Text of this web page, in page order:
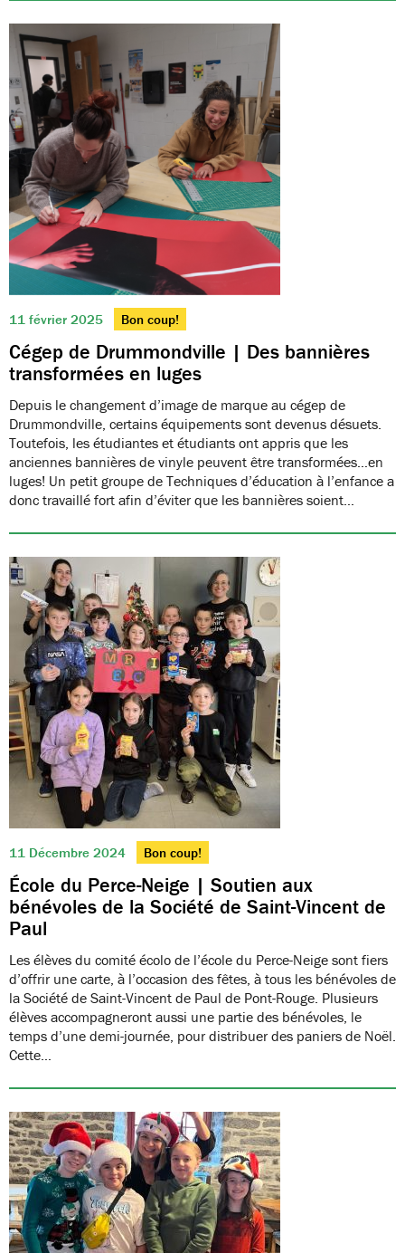
11 février 2025 Bon coup!
Cégep de Drummondville | Des bannières
transformées en luges
Depuis le changement d’image de marque au cégep de
Drummondville, certains équipements sont devenus désuets.
Toutefois, les étudiantes et étudiants ont appris que les
anciennes bannières de vinyle peuvent être transformées…en
luges! Un petit groupe de Techniques d’éducation à l’enfance a
donc travaillé fort afin d’éviter que les bannières soient…
11 Décembre 2024 Bon coup!
École du Perce-Neige | Soutien aux
bénévoles de la Société de Saint-Vincent de
Paul
Les élèves du comité écolo de l’école du Perce-Neige sont fiers
d’offrir une carte, à l’occasion des fêtes, à tous les bénévoles de
la Société de Saint-Vincent de Paul de Pont-Rouge. Plusieurs
élèves accompagneront aussi une partie des bénévoles, le
temps d’une demi-journée, pour distribuer des paniers de Noël.
Cette…